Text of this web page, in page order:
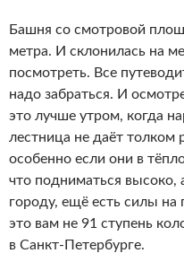
Башня со смотровой
метра. И склонилась на
посмотреть. Все
надо забраться. И
это лучше утром, когда
лестница не даёт
особенно если они в
что подниматься высоко,
городу, ещё есть силы на
это вам не 91 ступень
в Санкт-Петербурге.